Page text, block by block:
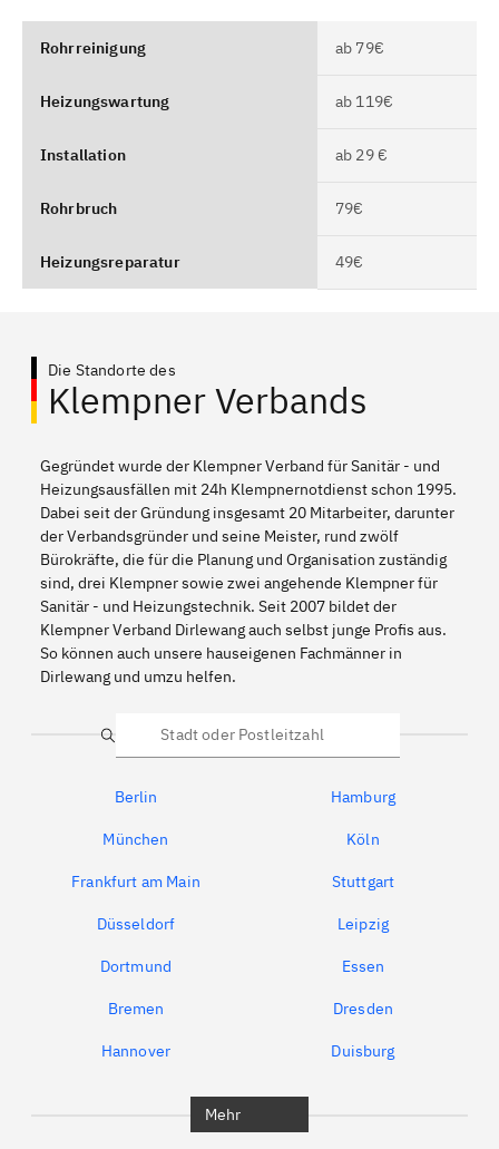
Rohrreinigung ab 79€
Heizungswartung ab 119€
Installation ab 29 €
Rohrbruch 79€
Heizungsreparatur 49€
Die Standorte des
Klempner Verbands
Gegründet wurde der Klempner Verband für Sanitär - und
Heizungsausfällen mit 24h Klempnernotdienst schon 1995.
Dabei seit der Gründung insgesamt 20 Mitarbeiter, darunter
der Verbandsgründer und seine Meister, rund zwölf
Bürokräfte, die für die Planung und Organisation zuständig
sind, drei Klempner sowie zwei angehende Klempner für
Sanitär - und Heizungstechnik. Seit 2007 bildet der
Klempner Verband Dirlewang auch selbst junge Profis aus.
So können auch unsere hauseigenen Fachmänner in
Dirlewang und umzu helfen.
Suche
Berlin Hamburg
München Köln
Frankfurt am Main Stuttgart
Düsseldorf Leipzig
Dortmund Essen
Bremen Dresden
Hannover Duisburg
Mehr